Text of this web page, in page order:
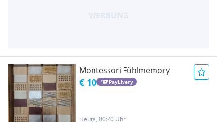
Montessori Fühlmemory
€ 10 PayLivery
Heute, 00:20 Uhr